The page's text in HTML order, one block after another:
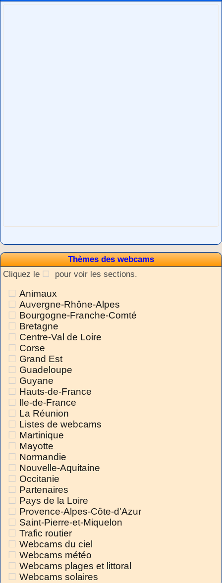
Thèmes des webcams
Cliquez le
pour voir les sections.
Animaux
Auvergne-Rhône-Alpes
Bourgogne-Franche-Comté
Bretagne
Centre-Val de Loire
Corse
Grand Est
Guadeloupe
Guyane
Hauts-de-France
Ile-de-France
La Réunion
Listes de webcams
Martinique
Mayotte
Normandie
Nouvelle-Aquitaine
Occitanie
Partenaires
Pays de la Loire
Provence-Alpes-Côte-d'Azur
Saint-Pierre-et-Miquelon
Trafic routier
Webcams du ciel
Webcams météo
Webcams plages et littoral
Webcams solaires